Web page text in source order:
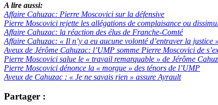
A lire aussi:
Affaire Cahuzac: Pierre Moscovici sur la défensive
Pierre Moscovici rejette les allégations de complaisance ou
Affaire Cahuzac: la réaction des élus de Franche-Comté
Affaire Cahuzac: « Il n’y a eu aucune volonté d’entraver la justice
Aveux de Jérôme Cahuzac: l’UMP somme Pierre Moscovici de
Pierre Moscovici salue le « travail remarquable » de Jérôme
Pierre Moscovici dénonce la « morgue » des ténors de l’UMP
Aveux de Cahuzac : « Je ne savais rien » assure Ayrault
Partager :